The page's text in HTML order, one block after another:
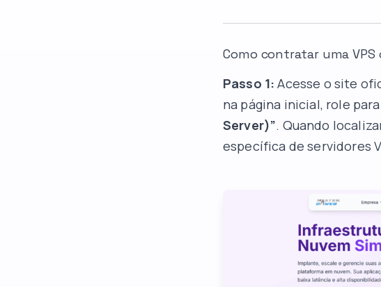
Como contratar uma
Passo 1: Acesse o site
na página inicial, role
Server)”. Quando
específica de servidores